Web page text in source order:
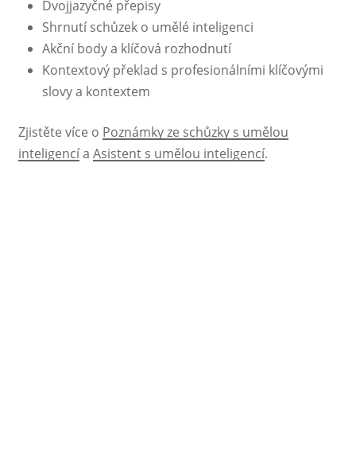
Dvojjazyčné přepisy
Shrnutí schůzek o umělé inteligenci
Akční body a klíčová rozhodnutí
Kontextový překlad s profesionálními klíčovými
slovy a kontextem
Zjistěte více o Poznámky ze schůzky s umělou
inteligencía Asistent s umělou inteligencí.